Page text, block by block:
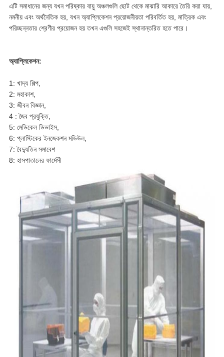
এটি সমাধানের জন্য যখন পরিষ্কার বায়ু অঞ্চলগুলি ছোট থেকে মাঝারি আকারে তৈরি করা যায়,
নমনীয় এবং অর্থনৈতিক হয়, যখন অ্যাপ্লিকেশন প্রয়োজনীয়তা পরিবর্তিত হয়, মাত্রিক এবং
পরিচ্ছন্নতার শ্রেণীর প্রয়োজন হয় তখন এগুলি সহজেই স্থানান্তরিত হতে পারে।
অ্যাপ্লিকেশন:
1: খাদ্য শিল্প,
2: মহাকাশ,
3: জীবন বিজ্ঞান,
4 : জৈব প্রযুক্তি,
5: মেডিকেল ডিভাইস,
6: প্লাস্টিকের ইনজেকশন মডিউল,
7: বৈদ্যুতিন সমাবেশ
8: হাসপাতালের ফার্মেসী